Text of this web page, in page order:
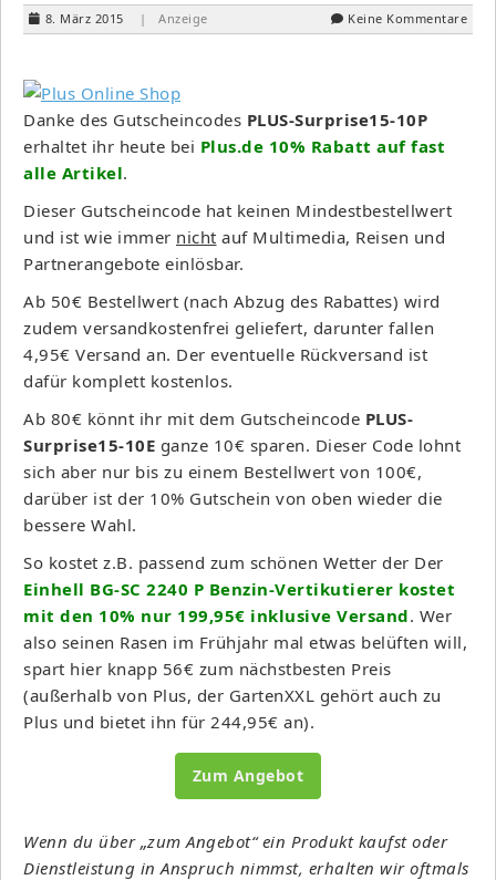
8. März 2015 | Anzeige Keine Kommentare
Danke des Gutscheincodes PLUS-Surprise15-10P
erhaltet ihr heute bei Plus.de 10% Rabatt auf fast
alle Artikel.
Dieser Gutscheincode hat keinen Mindestbestellwert
und ist wie immer nicht auf Multimedia, Reisen und
Partnerangebote einlösbar.
Ab 50€ Bestellwert (nach Abzug des Rabattes) wird
zudem versandkostenfrei geliefert, darunter fallen
4,95€ Versand an. Der eventuelle Rückversand ist
dafür komplett kostenlos.
Ab 80€ könnt ihr mit dem Gutscheincode PLUS-
Surprise15-10E ganze 10€ sparen. Dieser Code lohnt
sich aber nur bis zu einem Bestellwert von 100€,
darüber ist der 10% Gutschein von oben wieder die
bessere Wahl.
So kostet z.B. passend zum schönen Wetter der Der
Einhell BG-SC 2240 P Benzin-Vertikutierer kostet
mit den 10% nur 199,95€ inklusive Versand. Wer
also seinen Rasen im Frühjahr mal etwas belüften will,
spart hier knapp 56€ zum nächstbesten Preis
(außerhalb von Plus, der GartenXXL gehört auch zu
Plus und bietet ihn für 244,95€ an).
Zum Angebot
Wenn du über „zum Angebot“ ein Produkt kaufst oder
Dienstleistung in Anspruch nimmst, erhalten wir oftmals